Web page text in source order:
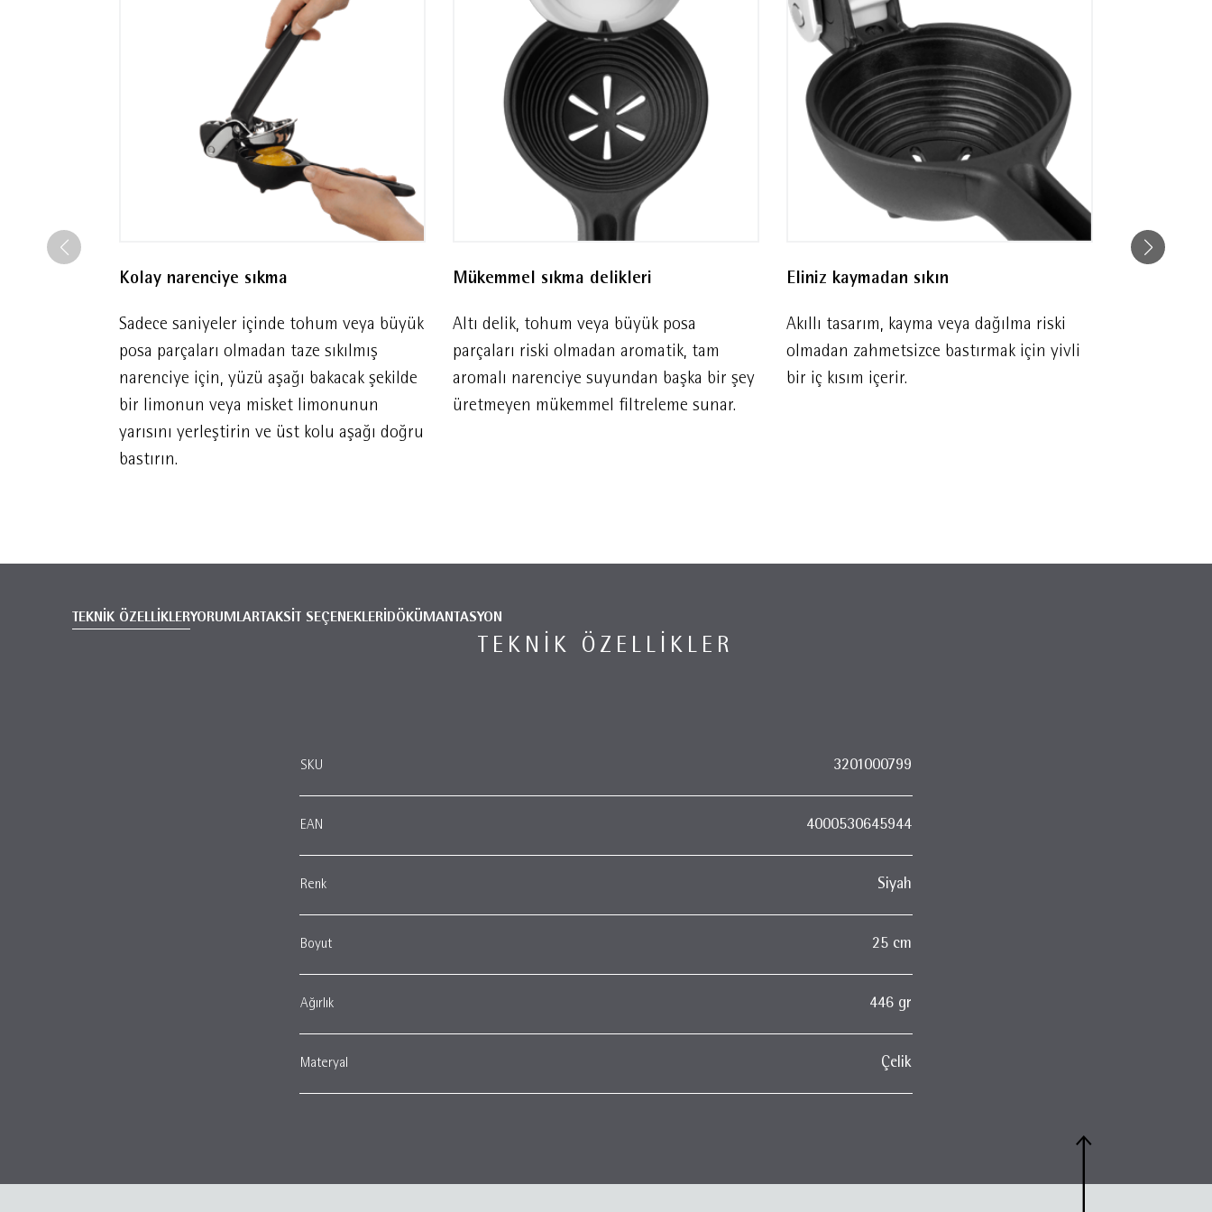
Kolay narenciye sıkma
Sadece saniyeler içinde tohum veya büyük
posa parçaları olmadan taze sıkılmış
narenciye için, yüzü aşağı bakacak şekilde
bir limonun veya misket limonunun
yarısını yerleştirin ve üst kolu aşağı doğru
bastırın.
Mükemmel sıkma delikleri
Altı delik, tohum veya büyük posa
parçaları riski olmadan aromatik, tam
aromalı narenciye suyundan başka bir şey
üretmeyen mükemmel filtreleme sunar.
Eliniz kaymadan sıkın
Akıllı tasarım, kayma veya dağılma riski
olmadan zahmetsizce bastırmak için yivli
bir iç kısım içerir.
TEKNİK ÖZELLİKLERYORUMLAR TAKSİT SEÇENEKLERİ DÖKÜMANTASYON
TEKNIK ÖZELLIKLER
SKU 3201000799
EAN 4000530645944
Renk Siyah
Boyut 25 cm
Ağırlık 446 gr
Materyal Çelik